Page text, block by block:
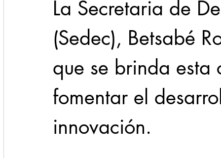
La Secretaria de
(Sedec), Betsabé
que se brinda
fomentar el
innovación.